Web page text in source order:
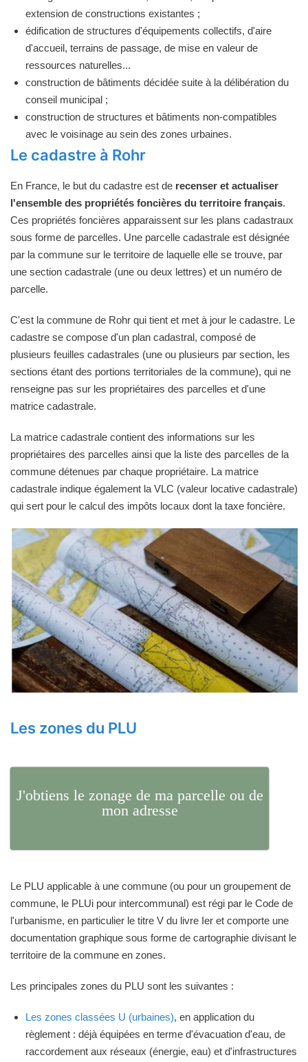
extension de constructions existantes ;
édification de structures d'équipements collectifs, d'aire
d'accueil, terrains de passage, de mise en valeur de
ressources naturelles...
construction de bâtiments décidée suite à la délibération du
conseil municipal ;
construction de structures et bâtiments non-compatibles
avec le voisinage au sein des zones urbaines.
Le cadastre à Rohr
En France, le but du cadastre est de recenser et actualiser
l'ensemble des propriétés foncières du territoire français.
Ces propriétés foncières apparaissent sur les plans cadastraux
sous forme de parcelles. Une parcelle cadastrale est désignée
par la commune sur le territoire de laquelle elle se trouve, par
une section cadastrale (une ou deux lettres) et un numéro de
parcelle.
C'est la commune de Rohr qui tient et met à jour le cadastre. Le
cadastre se compose d'un plan cadastral, composé de
plusieurs feuilles cadastrales (une ou plusieurs par section, les
sections étant des portions territoriales de la commune), qui ne
renseigne pas sur les propriétaires des parcelles et d'une
matrice cadastrale.
La matrice cadastrale contient des informations sur les
propriétaires des parcelles ainsi que la liste des parcelles de la
commune détenues par chaque propriétaire. La matrice
cadastrale indique également la VLC (valeur locative cadastrale)
qui sert pour le calcul des impôts locaux dont la taxe foncière.
Les zones du PLU
J'obtiens le zonage de ma parcelle ou de
mon adresse
Le PLU applicable à une commune (ou pour un groupement de
commune, le PLUi pour intercommunal) est régi par le Code de
l'urbanisme, en particulier le titre V du livre Ier et comporte une
documentation graphique sous forme de cartographie divisant le
territoire de la commune en zones.
Les principales zones du PLU sont les suivantes :
Les zones classées U (urbaines), en application du
règlement : déjà équipées en terme d'évacuation d'eau, de
raccordement aux réseaux (énergie, eau) et d'infrastructures